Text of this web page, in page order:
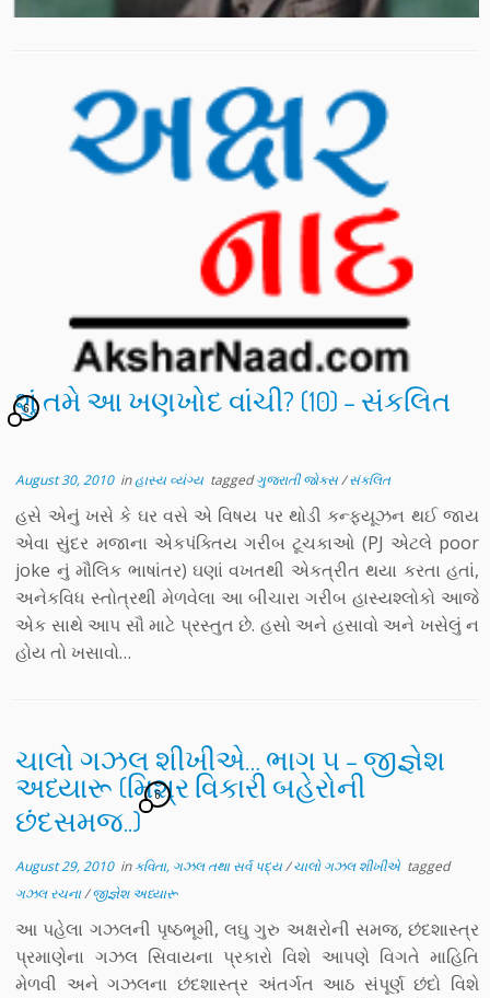
શું તમે આ ખણખોદ વાંચી? (10) – સંકલિત
6
August 30, 2010inહાસ્ય વ્યંગ્ય taggedગુજરાતી જોક્સ/સંકલિત
હસે એનું ખસે કે ઘર વસે એ વિષય પર થોડી કન્ફ્યૂઝન થઈ જાય
એવા સુંદર મજાના એકપંક્તિય ગરીબ ટૂચકાઓ (PJ એટલે poor
joke નું મૌલિક ભાષાંતર) ઘણાં વખતથી એકત્રીત થયા કરતા હતાં,
અનેકવિધ સ્તોત્રથી મેળવેલા આ બીચારા ગરીબ હાસ્યશ્લોકો આજે
એક સાથે આપ સૌ માટે પ્રસ્તુત છે. હસો અને હસાવો અને ખસેલું ન
હોય તો ખસાવો…
ચાલો ગઝલ શીખીએ… ભાગ ૫ – જીજ્ઞેશ
અધ્યારૂ (મિશ્ર વિકારી બહેરોની
છંદસમજ..)
6
August 29, 2010inકવિતા, ગઝલ તથા સર્વ પદ્ય/ચાલો ગઝલ શીખીએ tagged
ગઝલ રચના/જીજ્ઞેશ અધ્યારૂ
આ પહેલા ગઝલની પૃષ્ઠભૂમી, લઘુ ગુરુ અક્ષરોની સમજ, છંદશાસ્ત્ર
પ્રમાણેના ગઝલ સિવાયના પ્રકારો વિશે આપણે વિગતે માહિતિ
મેળવી અને ગઝલના છંદશાસ્ત્ર અંતર્ગત આઠ સંપૂર્ણ છંદો વિશે